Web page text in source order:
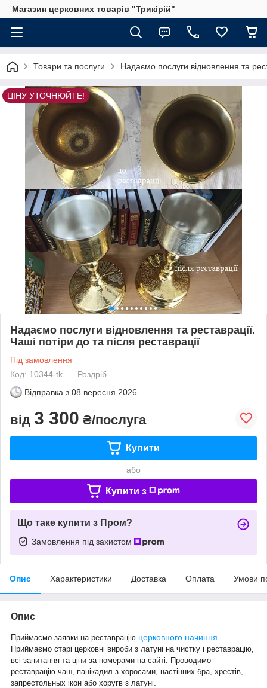
Магазин церковних товарів "Трикірій"
Товари та послуги Надаємо послуги відновлення та
ЦІНУ УТОЧНЮЙТЕ!
Надаємо послуги відновлення та реставрації.
Чаші потіри до та після реставрації
Під замовлення
Код: 10344-tk
Роздріб
Відправка з 08 вересня 2026
від 3 300 ₴/послуга
Купити
або
Купити з
Що таке купити з Пром?
Замовлення під захистом
Опис Характеристики Доставка Оплата Умови
Опис
Приймаємо заявки на реставрацію церковного начиння
Приймаємо старі церковні вироби з латуні на чистку і реставрацію,
всі запитання та ціни за номерами на сайті. Проводимо
реставрацію чаш, панікадил з хоросами, настінних бра, хрестів,
запрестольных ікон або хоругв з латуні